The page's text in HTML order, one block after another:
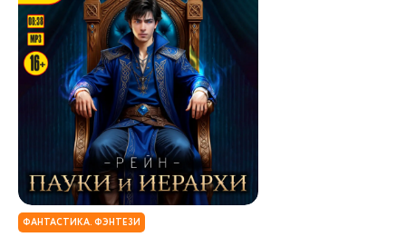
ФАНТАСТИКА. ФЭНТЕЗИ